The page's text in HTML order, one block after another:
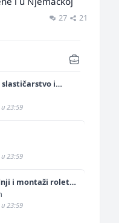
27 21
i
23:59
23:59
i montaži roletni
23:59